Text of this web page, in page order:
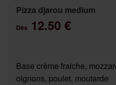
Pizza djarou medium
Dès 12.50 €
Base crème fraiche,
oignons, poulet, moutarde